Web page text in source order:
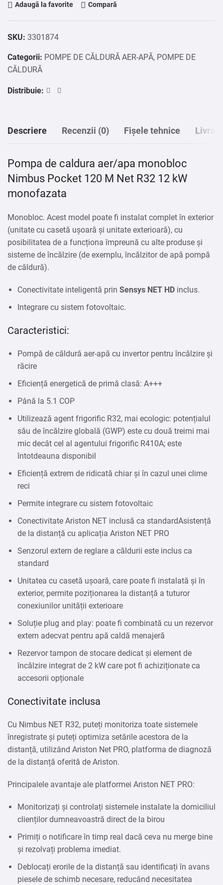
Adaugă la favorite Compară
SKU: 3301874
Categorii: POMPE DE CĂLDURĂ AER-APĂ, POMPE DE
CĂLDURĂ
Distribuie:
Descriere Recenzii (0) Fișele tehnice
Pompa de caldura aer/apa monobloc
Nimbus Pocket 120 M Net R32 12 kW
monofazata
Monobloc. Acest model poate fi instalat complet în exterior
(unitate cu casetă ușoară și unitate exterioară), cu
posibilitatea de a funcționa împreună cu alte produse și
sisteme de încălzire (de exemplu, încălzitor de apă pompă
de căldură).
Conectivitate inteligentă prin Sensys NET HD inclus.
Integrare cu sistem fotovoltaic.
Caracteristici:
Pompă de căldură aer-apă cu invertor pentru încălzire și
răcire
Eficiență energetică de primă clasă: A+++
Până la 5.1 COP
Utilizează agent frigorific R32, mai ecologic: potențialul
său de încălzire globală (GWP) este cu două treimi mai
mic decât cel al agentului frigorific R410A; este
întotdeauna disponibil
Eficiență extrem de ridicată chiar și în cazul unei clime
reci
Permite integrare cu sistem fotovoltaic
Conectivitate Ariston NET inclusă ca standardAsistență
de la distanță cu aplicația Ariston NET PRO
Senzorul extern de reglare a căldurii este inclus ca
standard
Unitatea cu casetă ușoară, care poate fi instalată și în
exterior, permite poziționarea la distanță a tuturor
conexiunilor unității exterioare
Soluție plug and play: poate fi combinată cu un rezervor
extern adecvat pentru apă caldă menajeră
Rezervor tampon de stocare dedicat și element de
încălzire integrat de 2 kW care pot fi achiziționate ca
accesorii opționale
Conectivitate inclusa
Cu Nimbus NET R32, puteți monitoriza toate sistemele
înregistrate și puteți optimiza setările acestora de la
distanță, utilizând Ariston Net PRO, platforma de diagnoză
de la distanță oferită de Ariston.
Principalele avantaje ale platformei Ariston NET PRO:
Monitorizați și controlați sistemele instalate la domiciliul
clienților dumneavoastră direct de la birou
Primiți o notificare în timp real dacă ceva nu merge bine
și rezolvați problema imediat.
Deblocați erorile de la distanță sau identificați în avans
piesele de schimb necesare, reducând necesitatea